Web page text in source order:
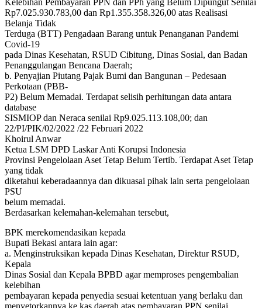
Rp7.025.930.783,00 dan Rp1.355.358.326,00 atas Realisasi
Belanja Tidak
Terduga (BTT) Pengadaan Barang untuk Penanganan Pandemi
Covid-19
pada Dinas Kesehatan, RSUD Cibitung, Dinas Sosial, dan Badan
Penanggulangan Bencana Daerah;
b. Penyajian Piutang Pajak Bumi dan Bangunan – Pedesaan
Perkotaan (PBB-
P2) Belum Memadai. Terdapat selisih perhitungan data antara
database
SISMIOP dan Neraca senilai Rp9.025.113.108,00; dan
22/PI/PIK/02/2022 /22 Februari 2022
Khoirul Anwar
Ketua LSM DPD Laskar Anti Korupsi Indonesia
Provinsi Pengelolaan Aset Tetap Belum Tertib. Terdapat Aset Tetap
yang tidak
diketahui keberadaannya dan dikuasai pihak lain serta pengelolaan
PSU
belum memadai.
Berdasarkan kelemahan-kelemahan tersebut,
BPK merekomendasikan kepada
Bupati Bekasi antara lain agar:
a. Menginstruksikan kepada Dinas Kesehatan, Direktur RSUD,
Kepala
Dinas Sosial dan Kepala BPBD agar memproses pengembalian
kelebihan
pembayaran kepada penyedia sesuai ketentuan yang berlaku dan
menyetorkannya ke kas daerah atas pembayaran PPN senilai